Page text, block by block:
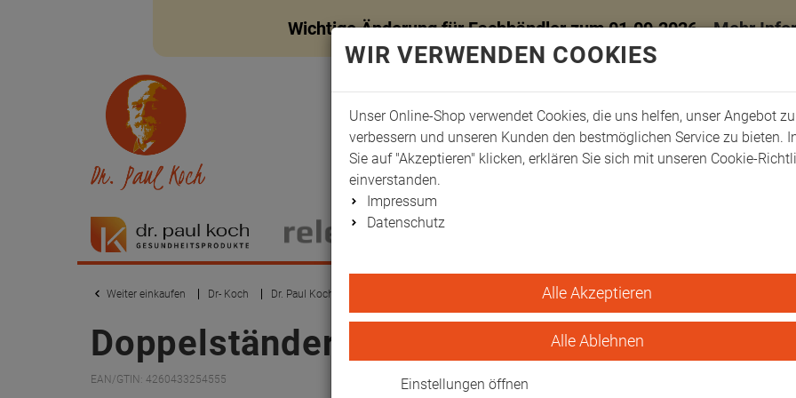
Wichtige Änderung für Fachhändler zum 01.09.2026 -Mehr
Weiter einkaufen Dr- Koch Dr. Paul Koch Extensionstechnik Extensionsgewichte
Doppelständer, klein 1 kg
EAN/GTIN: 4260433254555
WIR VERWENDEN COOKIES
Unser Online-Shop verwendet Cookies, die uns helfen, unser Angebot zu
verbessern und unseren Kunden den bestmöglichen Service zu bieten.
Sie auf "Akzeptieren" klicken, erklären Sie sich mit unseren Cookie-
einverstanden.
Impressum
Datenschutz
Alle Akzeptieren
Alle Ablehnen
Einstellungen öffnen